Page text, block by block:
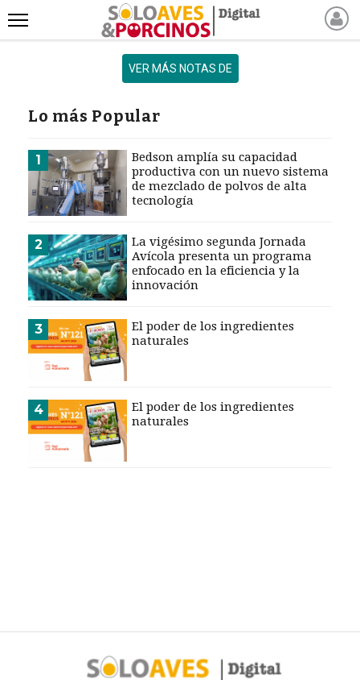
NOTICIAS RECIENTES
NOTICIAS
PRODUCCIÓN
PROCESO
PRODUCTO
MARKETPLACE
REVISTAS
EVENTOS Y
CAPACITACIONES
DIRECTORIO
CALENDARIO
MEDIA KIT
SERVICIOS
VER MÁS NOTAS DE
Lo más Popular
1
Bedson amplía su capacidad
productiva con un nuevo sistema
de mezclado de polvos de alta
tecnología
2
La vigésimo segunda Jornada
Avícola presenta un programa
enfocado en la eficiencia y la
innovación
3
El poder de los ingredientes
naturales
4
El poder de los ingredientes
naturales